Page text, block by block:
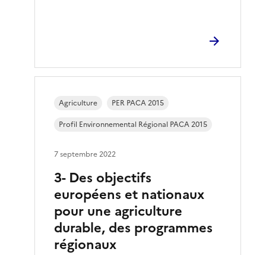
3- Des objectifs
européens et nationaux
pour une agriculture
durable, des programmes
régionaux
Agriculture
PER PACA 2015
Profil Environnemental Régional PACA 2015
7 septembre 2022